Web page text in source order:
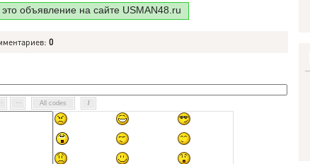
объявление на сайте USMAN48.ru
0